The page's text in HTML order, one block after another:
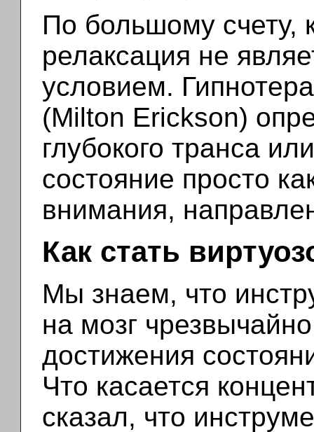
По большому счету,
релаксация не
условием.
(Milton Erickson)
глубокого транса
состояние просто
внимания,
Как стать
Мы знаем, что
на мозг
достижения
Что касается
сказал, что